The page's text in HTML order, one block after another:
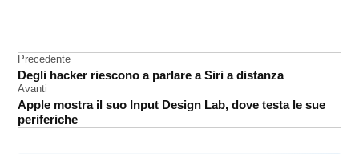
Navigazione
articoli
Precedente
Degli hacker riescono a parlare a Siri a distanza
Avanti
Apple mostra il suo Input Design Lab, dove testa le sue
periferiche